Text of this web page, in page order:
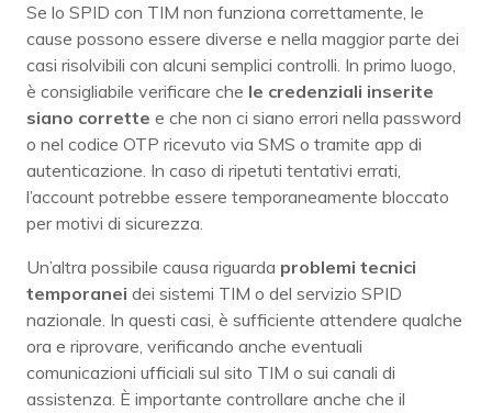
Se lo SPID con TIM non funziona correttamente, le
cause possono essere diverse e nella maggior parte dei
casi risolvibili con alcuni semplici controlli. In primo luogo,
è consigliabile verificare che le credenziali inserite
siano corrette e che non ci siano errori nella password
o nel codice OTP ricevuto via SMS o tramite app di
autenticazione. In caso di ripetuti tentativi errati,
l’account potrebbe essere temporaneamente bloccato
per motivi di sicurezza.
Un’altra possibile causa riguarda problemi tecnici
temporanei dei sistemi TIM o del servizio SPID
nazionale. In questi casi, è sufficiente attendere qualche
ora e riprovare, verificando anche eventuali
comunicazioni ufficiali sul sito TIM o sui canali di
assistenza. È importante controllare anche che il